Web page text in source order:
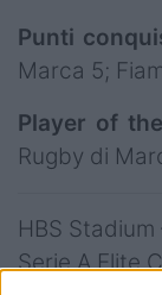
Punti
Marca 5;
Player of
Rugby di
HBS Stadium
Serie A Elite